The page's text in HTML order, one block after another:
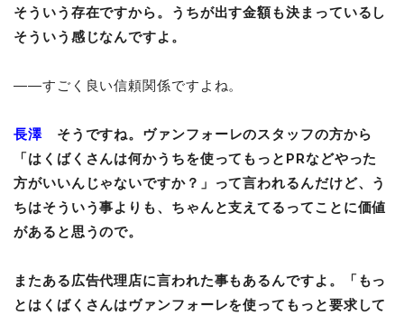
そういう存在ですから。うちが出す金額も決まっているし
そういう感じなんですよ。
――すごく良い信頼関係ですよね。
長澤
そうですね。ヴァンフォーレのスタッフの方から
「はくばくさんは何かうちを使ってもっとPRなどやった
方がいいんじゃないですか？」って言われるんだけど、う
ちはそういう事よりも、ちゃんと支えてるってことに価値
があると思うので。
またある広告代理店に言われた事もあるんですよ。「もっ
とはくばくさんはヴァンフォーレを使ってもっと要求して